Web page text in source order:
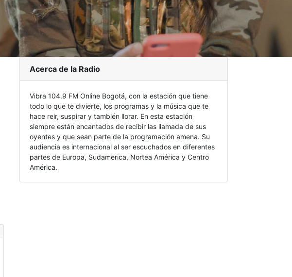
Acerca de la Radio
Vibra 104.9 FM Online Bogotá, con la estación que tiene
todo lo que te divierte, los programas y la música que te
hace reir, suspirar y también llorar. En esta estación
siempre están encantados de recibir las llamada de sus
oyentes y que sean parte de la programación amena. Su
audiencia es internacional al ser escuchados en diferentes
partes de Europa, Sudamerica, Nortea América y Centro
América.